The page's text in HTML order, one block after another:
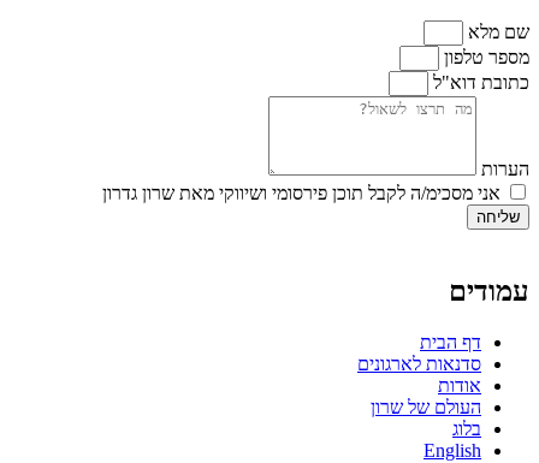
שם מלא
מספר טלפון
כתובת דוא"ל
הערות
אני מסכימ/ה לקבל תוכן פירסומי ושיווקי מאת שרון גדרון
שליחה
עמודים
דף הבית
סדנאות לארגונים
אודות
העולם של שרון
בלוג
English